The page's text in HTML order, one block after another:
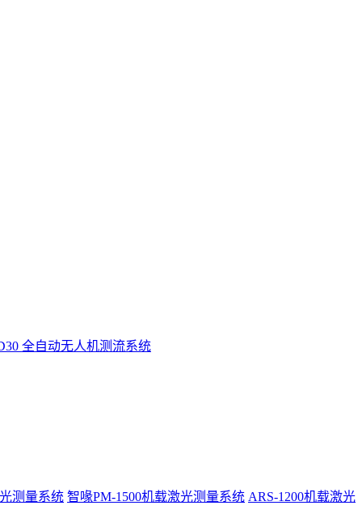
全自动无人机测流系统
测量系统 智喙PM-1500机载激光测量系统 ARS-1200机载激光